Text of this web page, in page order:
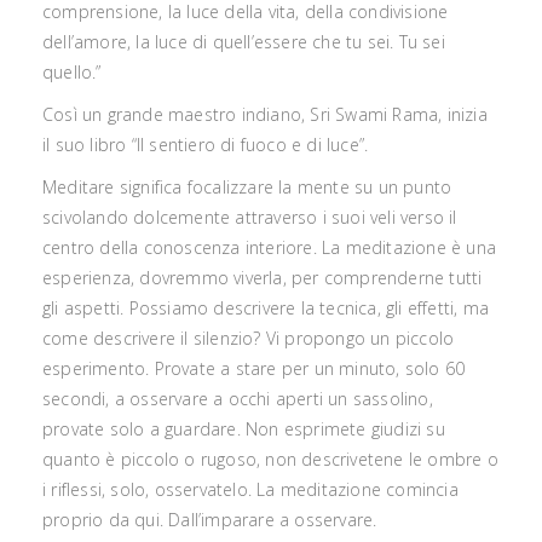
comprensione, la luce della vita, della condivisione
dell’amore, la luce di quell’essere che tu sei. Tu sei
quello.”
Così un grande maestro indiano, Sri Swami Rama, inizia
il suo libro “Il sentiero di fuoco e di luce”.
Meditare significa focalizzare la mente su un punto
scivolando dolcemente attraverso i suoi veli verso il
centro della conoscenza interiore. La meditazione è una
esperienza, dovremmo viverla, per comprenderne tutti
gli aspetti. Possiamo descrivere la tecnica, gli effetti, ma
come descrivere il silenzio? Vi propongo un piccolo
esperimento. Provate a stare per un minuto, solo 60
secondi, a osservare a occhi aperti un sassolino,
provate solo a guardare. Non esprimete giudizi su
quanto è piccolo o rugoso, non descrivetene le ombre o
i riflessi, solo, osservatelo. La meditazione comincia
proprio da qui. Dall’imparare a osservare.